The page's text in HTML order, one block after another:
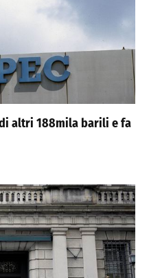
altri 188mila barili e fa